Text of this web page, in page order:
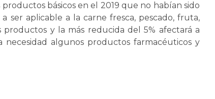
básicos en el 2019 que no habían sido
ser aplicable a la carne fresca, pescado, fruta,
y la más reducida del 5% afectará a
necesidad algunos productos farmacéuticos y